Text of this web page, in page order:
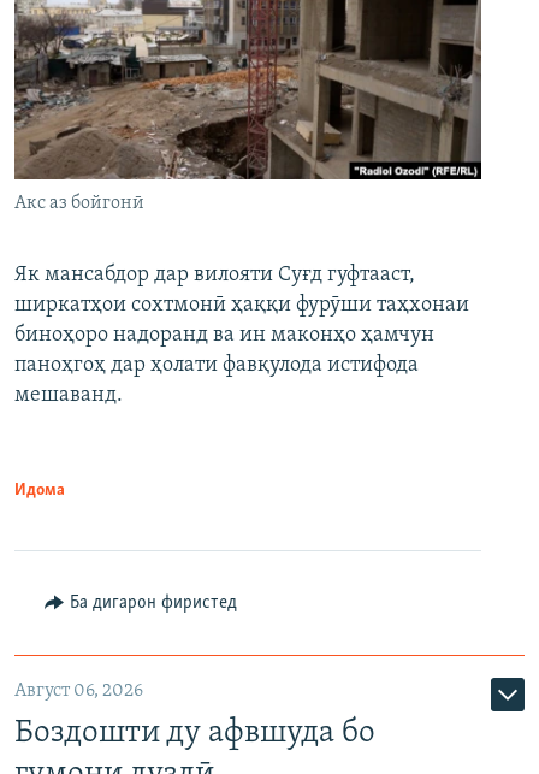
Акс аз бойгонӣ
Як мансабдор дар вилояти Суғд гуфтааст,
ширкатҳои сохтмонӣ ҳаққи фурӯши таҳхонаи
биноҳоро надоранд ва ин маконҳо ҳамчун
паноҳгоҳ дар ҳолати фавқулода истифода
мешаванд.
Идома
Ба дигарон фиристед
Август 06, 2026
Боздошти ду афвшуда бо